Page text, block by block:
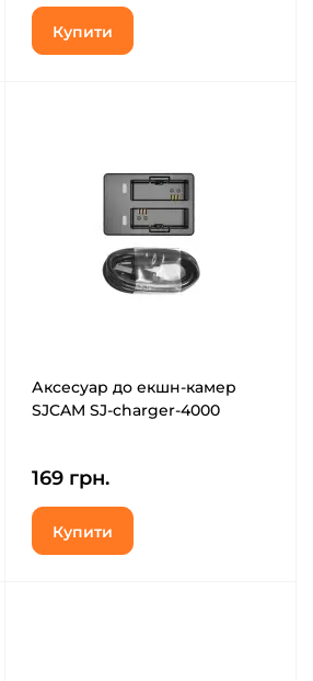
Купити
Аксесуар до екшн-камер
SJCAM SJ-charger-4000
169 грн.
Купити